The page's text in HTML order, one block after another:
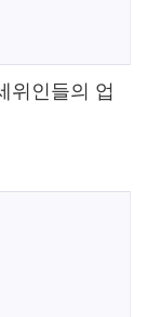
위인들의 업